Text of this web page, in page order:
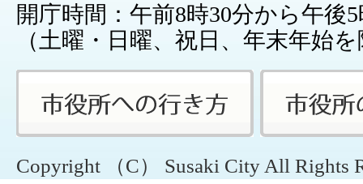
開庁時間：午前8時30分から午後
（土曜・日曜、祝日、年末年始
Copyright （C） Susaki City All Rights